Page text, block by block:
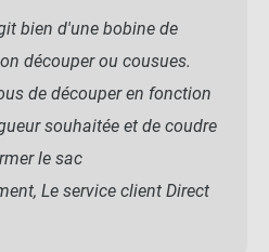
bien d'une bobine de
découper ou cousues.
de découper en fonction
souhaitée et de coudre
le sac
Le service client Direct